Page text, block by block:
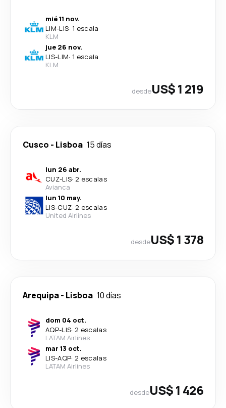
mié 11 nov.
LIM-LIS· 1 escala
KLM
jue 26 nov.
LIS-LIM· 1 escala
KLM
desdeUS$ 1 219
Cusco - Lisboa 15 días
lun 26 abr.
CUZ-LIS· 2 escalas
Avianca
lun 10 may.
LIS-CUZ· 2 escalas
United Airlines
desdeUS$ 1 378
Arequipa- Lisboa 10 días
dom 04 oct.
AQP-LIS· 2 escalas
LATAM Airlines
mar 13 oct.
LIS-AQP· 2 escalas
LATAM Airlines
desdeUS$ 1 426